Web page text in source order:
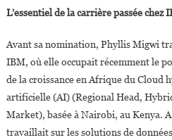
L’essentiel de la carrière passée chez
Avant sa nomination, Phyllis Migwi
IBM, où elle occupait récemment le
de la croissance en Afrique du Cloud
artificielle (AI) (Regional Head,
Market), basée à Nairobi, au Kenya.
travaillait sur les solutions de